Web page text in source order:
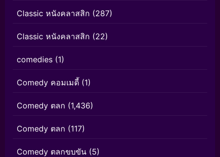
Classic หนังคลาสสิก (287)
Classic หนังคลาสสิก (22)
comedies (1)
Comedy คอมเมดี้ (1)
Comedy ตลก (1,436)
Comedy ตลก (117)
Comedy ตลกขบขัน (5)